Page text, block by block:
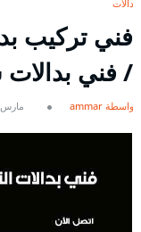
بدالات
/ فني
بواسطة ammar مارس 5, 2021